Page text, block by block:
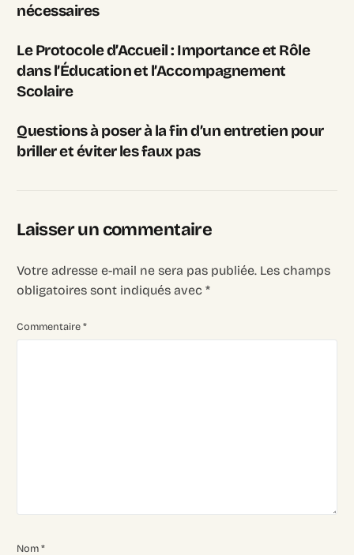
nécessaires
Le Protocole d’Accueil : Importance et Rôle
dans l’Éducation et l’Accompagnement
Scolaire
Questions à poser à la fin d’un entretien pour
briller et éviter les faux pas
Laisser un commentaire
Votre adresse e-mail ne sera pas publiée. Les champs
obligatoires sont indiqués avec*
Commentaire*
Nom*